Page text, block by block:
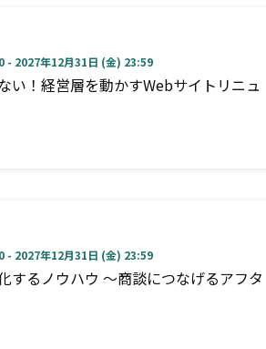
- 2027年12月31日 (金) 23:59
い！経営層を動かすWebサイトリニュ
- 2027年12月31日 (金) 23:59
するノウハウ ～商談につなげるアフタ